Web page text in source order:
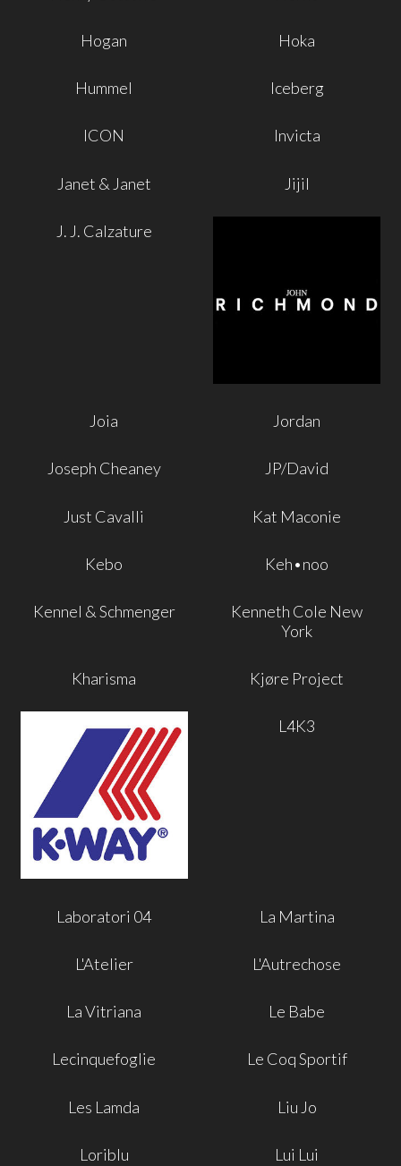
Hogan Hoka
Hummel Iceberg
ICON Invicta
Janet & Janet Jijil
J. J. Calzature
Joia Jordan
Joseph Cheaney JP/David
Just Cavalli Kat Maconie
Kebo Keh•noo
Kennel & Schmenger
Kenneth Cole New
York
Kharisma Kjøre Project
L4K3
Laboratori 04 La Martina
L'Atelier L'Autrechose
La Vitriana Le Babe
Lecinquefoglie Le Coq Sportif
Les Lamda Liu Jo
Loriblu Lui Lui